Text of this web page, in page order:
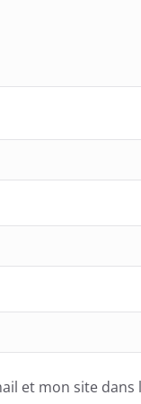
et mon site